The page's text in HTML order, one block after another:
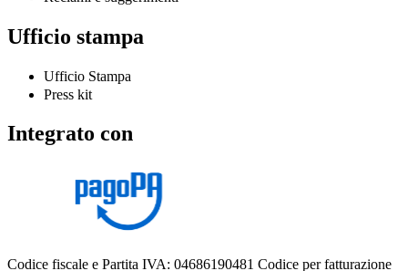
Ufficio stampa
Ufficio Stampa
Press kit
Integrato con
Codice fiscale e Partita IVA: 04686190481 Codice per fatturazione